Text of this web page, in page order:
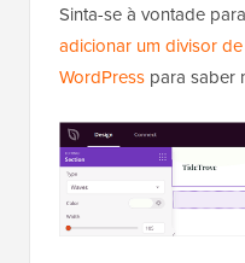
Sinta-se à vontade
adicionar um divisor
WordPress para saber